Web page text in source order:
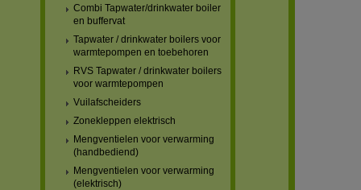
Combi Tapwater/drinkwater boiler
en buffervat
Tapwater / drinkwater boilers voor
warmtepompen en toebehoren
RVS Tapwater / drinkwater boilers
voor warmtepompen
Vuilafscheiders
Zonekleppen elektrisch
Mengventielen voor verwarming
(handbediend)
Mengventielen voor verwarming
(elektrisch)